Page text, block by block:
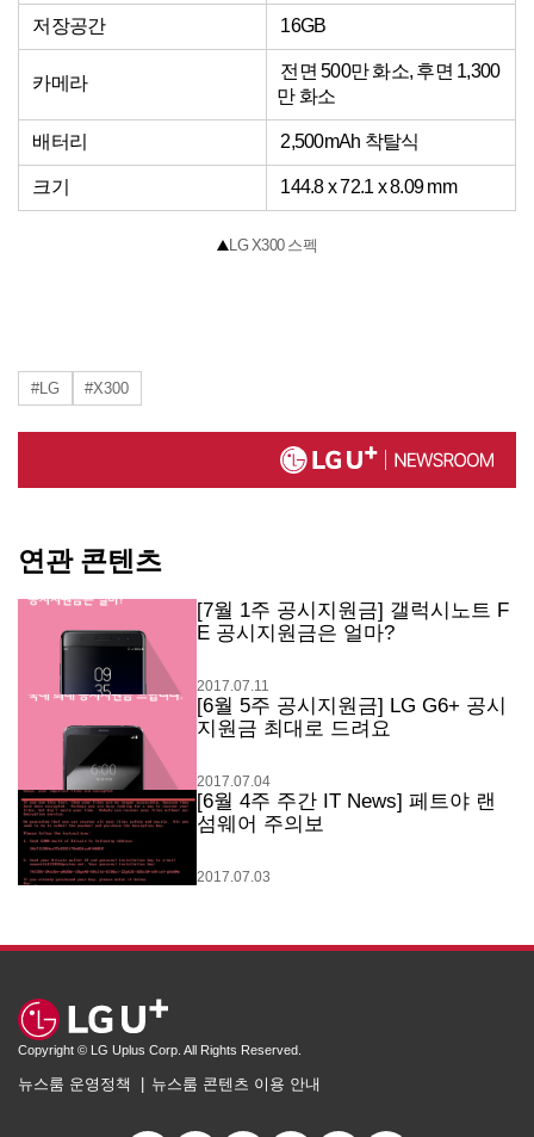
저장공간 16GB
카메라
전면 500만 화소, 후면 1,300
만 화소
배터리 2,500mAh 착탈식
크기 144.8 x 72.1 x 8.09 mm
LG X300 스펙
#LG #X300
연관 콘텐츠
[7월 1주 공시지원금] 갤럭시노트 F
E 공시지원금은 얼마?
2017.07.11
[6월 5주 공시지원금] LG G6+ 공시
지원금 최대로 드려요
2017.07.04
[6월 4주 주간 IT News] 페트야 랜
섬웨어 주의보
2017.07.03
Copyright © LG Uplus Corp. All Rights Reserved.
뉴스룸 운영정책 뉴스룸 콘텐츠 이용 안내